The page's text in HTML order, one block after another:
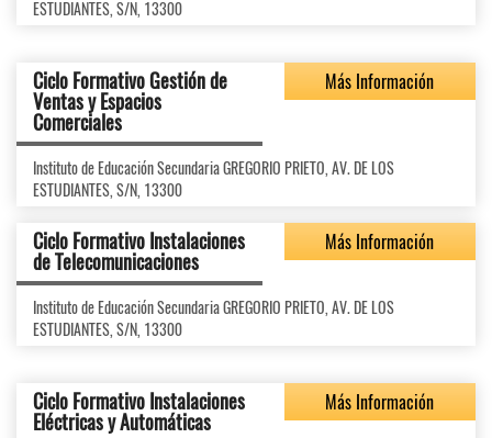
ESTUDIANTES, S/N, 13300
Ciclo Formativo Gestión de
Ventas y Espacios
Comerciales
Más Información
Instituto de Educación Secundaria GREGORIO PRIETO, AV. DE LOS
ESTUDIANTES, S/N, 13300
Ciclo Formativo Instalaciones
de Telecomunicaciones
Más Información
Instituto de Educación Secundaria GREGORIO PRIETO, AV. DE LOS
ESTUDIANTES, S/N, 13300
Ciclo Formativo Instalaciones
Eléctricas y Automáticas
Más Información